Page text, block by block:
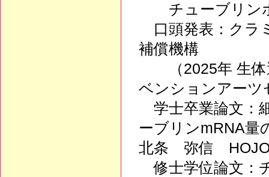
チューブリン
口頭発表：クラ
補償機構
（2025年 生体
ベンションアーツ
学士卒業論文：
ーブリンmRNA量
北条 弥信 HOJO,
修士学位論文：